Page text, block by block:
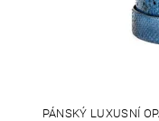
PÁNSKÝ LUXUSNÍ